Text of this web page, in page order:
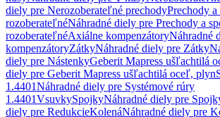
diely pre Nerozoberateľné prechodyPrechody a
rozoberateľnéNáhradné diely pre Prechody a
rozoberateľnéAxiálne kompenzátoryNáhradné
kompenzátoryZátkyNáhradné diely pre Zátky
diely pre NástenkyGeberit Mapress ušľachtilá
diely pre Geberit Mapress ušľachtilá oceľ, plyn
1.4401Náhradné diely pre Systémové rúry
1.4401VsuvkySpojkyNáhradné diely pre
diely pre RedukcieKolenáNáhradné diely pre